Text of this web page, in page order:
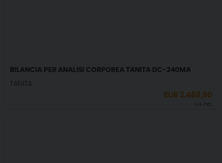
BILANCIA PER ANALISI CORPOREA TANITA DC-240MA
TANITA
EUR 2.488,80
IVA incl.